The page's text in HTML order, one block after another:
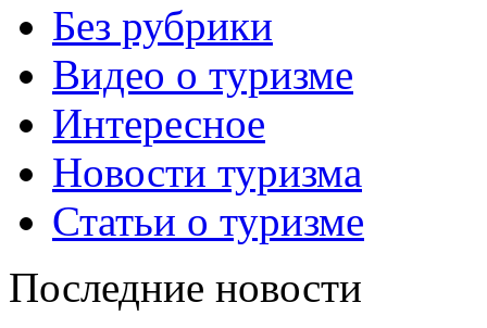
Без рубрики
Видео о туризме
Интересное
Новости туризма
Статьи о туризме
Последние новости